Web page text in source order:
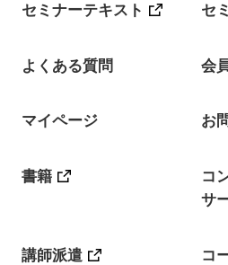
セミナーテキスト セ
よくある質問 会
マイページ お
書籍
コ
サ
講師派遣 コ